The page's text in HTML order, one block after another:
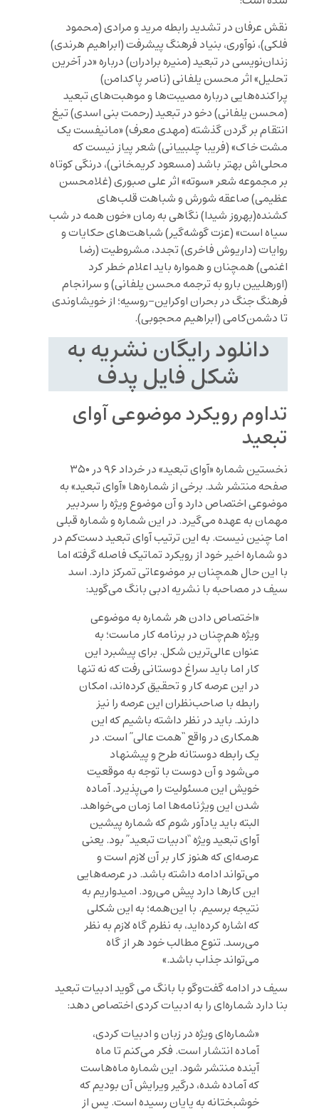
نقش عرفان در تشدید رابطه مرید و مرادی (محمود
فلکی)، نوآوری، بنیاد فرهنگ پیشرفت (ابراهیم هرندی)
زندان‌نویسی در تبعید (منیره برادران) درباره «در آخرین
تحلیل» اثر محسن یلفانی (ناصر پاکدامن)
پراکنده‌هایی درباره مصیبت‌ها و موهبت‌های تبعید
(محسن یلفانی) دخو در تبعید (رحمت بنی اسدی) تیغ
انتقام بر گردن گذشته (مهدی معرف) «مانیفست یک
مشت خاک» (فریبا چلبییانی) شعر پیاز نیست که
محلی‌اش بهتر باشد (مسعود کریمخانی)، درنگی کوتاه
بر مجموعه شعر «سوته» اثر علی صبوری (غلامحسن
عظیمی) صاعقه شورش و شباهت قلب‌های
کشنده(بهروز شیدا) نگاهی به رمان «خون همه در شب
سیاه است» (عزت گوشه‌گیر) شباهت‌های حکایات و
روایات (داریوش فاخری) تجدد، مشروطیت (رضا
اغنمی) همچنان و همواره باید اعلام خطر کرد
(اورهلیین بارو به ترجمه محسن یلفانی) و سرانجام
فرهنگ جنگ در بحران اوکراین-روسیه؛ از خویشاوندی
تا دشمن‌کامی (ابراهیم محجوبی).
دانلود رایگان نشریه به
شکل فایل پدف
تداوم رویکرد موضوعی آوای
تبعید
نخستین شماره «آوای تبعید» در خرداد ۹۶ در ۳۵۰
صفحه منتشر شد. برخی از شماره‌ها «آوای تبعید» به
موضوعی اختصاص دارد و آن موضوع ویژه را سردبیر
مهمان به عهده می‌گیرد. در این شماره و شماره قبلی
اما چنین نیست. به این ترتیب آوای تبعید دست‌کم در
دو شماره اخیر خود از رویکرد تماتیک فاصله گرفته اما
با این حال همچنان بر موضوعاتی تمرکز دارد. اسد
سیف در مصاحبه با نشریه ادبی بانگ می‌گوید:
«اختصاص دادن هر شماره به موضوعی
ویژه هم‌چنان در برنامه کار ماست؛ به
عنوان عالی‌ترین شکل. برای پیشبرد این
کار اما باید سراغ دوستانی رفت که نه تنها
در این عرصه کار و تحقیق کرده‌اند، امکان
رابطه با صاحب‌نظران این عرصه را نیز
دارند. باید در نظر داشته باشیم که این
همکاری در واقع “همت عالی” است. در
یک رابطه دوستانه طرح و پیشنهاد
می‌شود و آن دوست با توجه به موقعیت
خویش این مسئولیت را می‌پذیرد. آماده
شدن این ویژ‌نامه‌ها اما زمان می‌خواهد.
البته باید یادآور شوم که شماره پیشین
آوای تبعید ویژه “ادبیات تبعید” بود. یعنی
عرصه‌ای که هنوز کار بر آن لازم است و
می‌تواند ادامه داشته باشد. در عرصه‌هایی
این کارها دارد پیش می‌رود. امیدواریم به
نتیجه برسیم. با این‌همه؛ به این شکلی
که اشاره کرده‌اید، به نظرم گاه لازم به نظر
می‌رسد. تنوع مطالب خود هر از گاه
می‌تواند جذاب باشد.»
سیف در ادامه گفت‌وگو با بانگ می گوید ادبیات تبعید
بنا دارد شماره‌ای را به ادبیات کردی اختصاص دهد:
«شماره‌ای ویژه در زبان و ادبیات کردی،
آماده انتشار است. فکر می‌کنم تا ماه
آینده منتشر شود. این شماره ماه‌هاست
که آماده شده، درگیر ویرایش آن بودیم که
خوشبختانه به پایان رسیده است. پس از